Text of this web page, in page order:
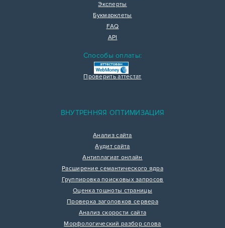
Эксперты
Букмарклеты
FAQ
API
Способы оплаты:
Проверить аттестат
ВНУТРЕННЯЯ ОПТИМИЗАЦИЯ
Анализ сайта
Аудит сайта
Антиплагиат онлайн
Расширение семантического ядра
Группировка поисковых запросов
Оценка тошноты страницы
Проверка заголовков сервера
Анализ скорости сайта
Морфологический разбор слова